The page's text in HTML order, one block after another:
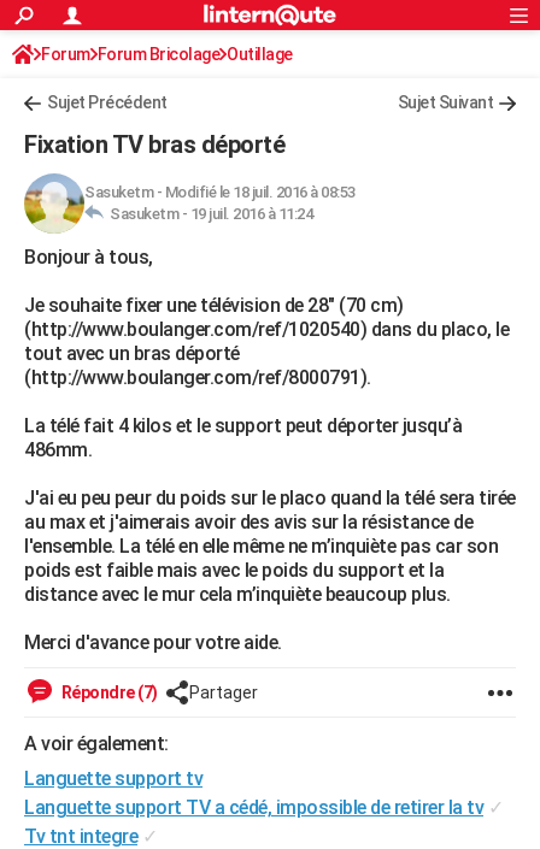
ACTUALITÉS
Politique
Société
Faits Divers
Education
Monde
Villes
+
FINANCE
Retraite
Impôts
Epargne
Immobilier
Risques naturels par ville
Banque
Assurance
Crédit
AUTO
Essais
Réserver un essai
Citadines
Berlines
SUV
Forum auto
+HIGH-TECH
Mobiles
Meilleur smartphone
Internet
Ordinateurs
Jeux vidéo
Guide high-tech
+BRICOLAGE
Forum
Aménagement intérieur
Extérieur
Cuisine
Salle de bains
Jardinage
Rangement
WEEK-END
Guides de France
Escapades
Patrimoine
Expositions
Musées
Week-end nature
+LIFESTYLE
Alimentation
Guide de la santé
Maladies
Médicaments
Sommeil
VOYAGE
Destinations
City break
Voyage nature
Voyage de noces
Forum
Climat
+PHOTO
Carte de Noël
Carte Bonne année
Carte Saint-Valentin
Carte Pâques
Carte d'anniversaire
Dictionnaire
Biographies
Citations
Expressions
Proverbes
PROGRAMME TV
S'inscrire
Connexion
Forum Forum Bricolage Outillage
Sujet Précédent Sujet Suivant
Fixation TV bras déporté
Sasuketm- Modifié le 18 juil. 2016 à 08:53
Sasuketm - 19 juil. 2016 à 11:24
Bonjour à tous,
Je souhaite fixer une télévision de 28" (70 cm)
(http://www.boulanger.com/ref/1020540) dans du placo, le
tout avec un bras déporté
(http://www.boulanger.com/ref/8000791).
La télé fait 4 kilos et le support peut déporter jusqu’à
486mm.
J'ai eu peu peur du poids sur le placo quand la télé sera tirée
au max et j'aimerais avoir des avis sur la résistance de
l'ensemble. La télé en elle même ne m’inquiète pas car son
poids est faible mais avec le poids du support et la
distance avec le mur cela m’inquiète beaucoup plus.
Merci d'avance pour votre aide.
Répondre (7) Partager
A voir également:
Languette support tv
Languette support TV a cédé, impossible de retirer la tv ✓
Tv tnt integre ✓